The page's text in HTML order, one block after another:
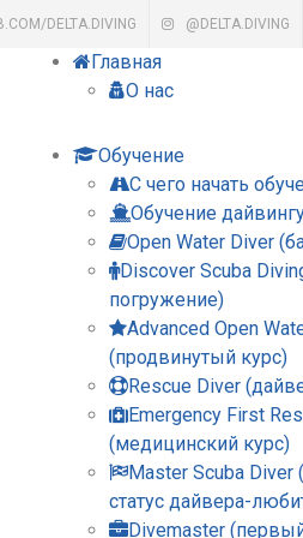
DELTA.DIVING @DELTA.DIVING
Главная
О нас
Обучение
С чего начать
Обучение
Open Water Diver
Discover Scuba
погружение)
Advanced Open
(продвинутый курс)
Rescue Diver
Emergency First
(медицинский курс)
Master Scuba
статус дайвера-
Divemaster